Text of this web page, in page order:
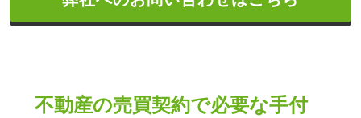
不動産の売買契約で必要な手付